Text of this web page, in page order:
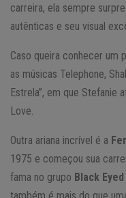
carreira, ela sempre
autênticas e seu visual
Caso queira conhecer um
as músicas Telephone,
Estrela”, em que Stefanie
Love.
Outra ariana incrível é a
1975 e começou sua
fama no grupo Black
também é mais do que